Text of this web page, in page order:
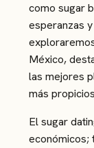
como sugar
esperanzas
México,
las mejores
más
El sugar
económicos;